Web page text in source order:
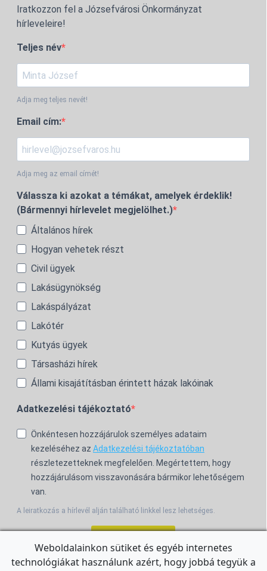
Iratkozzon fel a Józsefvárosi Önkormányzat
hírleveleire!
Teljes név
Adja meg teljes nevét!
Email cím:
Adja meg az email címét!
Válassza ki azokat a témákat, amelyek érdeklik!
(Bármennyi hírlevelet megjelölhet.)
Általános hírek
Hogyan vehetek részt
Civil ügyek
Lakásügynökség
Lakáspályázat
Lakótér
Kutyás ügyek
Társasházi hírek
Állami kisajátításban érintett házak lakóinak
Adatkezelési tájékoztató
Önkéntesen hozzájárulok személyes adataim
kezeléséhez az Adatkezelési tájékoztatóban
részletezetteknek megfelelően. Megértettem, hogy
hozzájárulásom visszavonására bármikor lehetőségem
van.
A leiratkozás a hírlevél alján található linkkel lesz lehetséges.
Weboldalainkon sütiket és egyéb internetes
technológiákat használunk azért, hogy jobbá tegyük a